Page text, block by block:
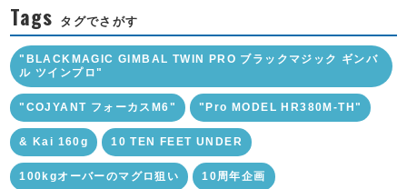
Tags タグでさがす
"BLACKMAGIC GIMBAL TWIN PRO ブラックマジック ギンバ
ル ツインプロ"
"COJYANT フォーカスM6" "Pro MODEL HR380M-TH"
& Kai 160g 10 TEN FEET UNDER
100kgオーバーのマグロ狙い 10周年企画